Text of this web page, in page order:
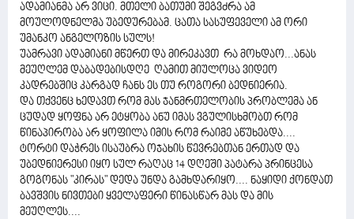
ადამიანმა არ ვიცი. მთელი ბათუმი შეგვძრა ამ
მოულოდნელმა უბედურებამ. ცათა სასუფეველი ამ ორი
უმანკო ანგელოზის სულს!
უამრავი ადამიანი მწერთ და მირეკავთ რა მოხდაო...ანას
მეუღლემ დაბადებისდღე ღამით მიულოცა ვიდეო
კადრებშიც კარგად ჩანს ეს თუ როგორი ბედნიერია.
და თქვენც ხედავთ რომ მას ჯანმრთელობის პრობლემა ან
ცუდად ყოფნა არ ეტყობა ანუ იმას ვგულისხმობთ რომ
წინაპირობა არ ყოფილა იმის რომ რაიმე აწუხებდა....
ტორტი დაჭრეს ისაუბრა ოჯახის წევრებთან ერთად და
უბედნიერესი იყო სულ რაღაც 14 დღეში პატარა პრინცესა
გოგონას "კირას" დედა უნდა გამხდარიყო.... ნაყიდი ქონდათ
ბავშვის ნივთები ყველაფერი წინასწარ მას და მის
მეუღლეს....